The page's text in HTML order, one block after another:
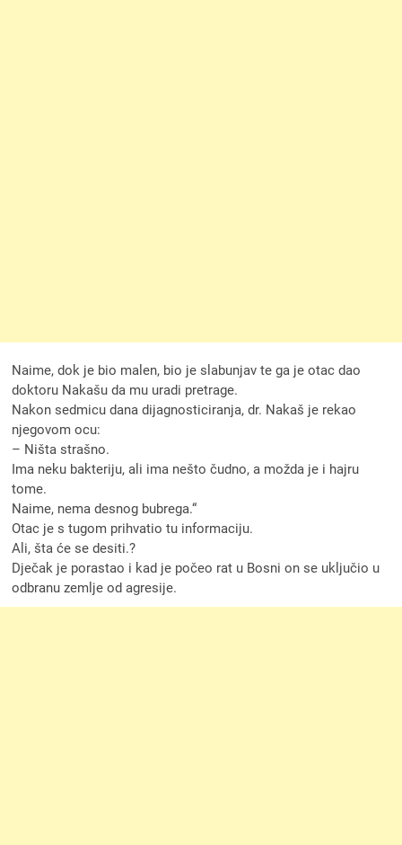
Naime, dok je bio malen, bio je slabunjav te ga je otac dao
doktoru Nakašu da mu uradi pretrage.
Nakon sedmicu dana dijagnosticiranja, dr. Nakaš je rekao
njegovom ocu:
– Ništa strašno.
Ima neku bakteriju, ali ima nešto čudno, a možda je i hajru
tome.
Naime, nema desnog bubrega.“
Otac je s tugom prihvatio tu informaciju.
Ali, šta će se desiti.?
Dječak je porastao i kad je počeo rat u Bosni on se uključio u
odbranu zemlje od agresije.